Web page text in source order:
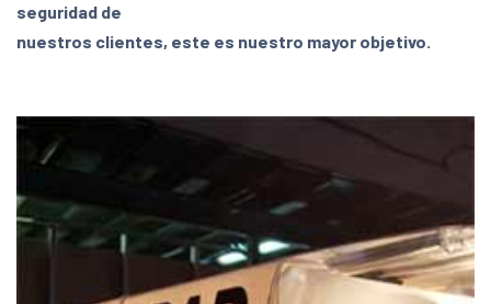
seguridad de
nuestros clientes, este es nuestro mayor objetivo.